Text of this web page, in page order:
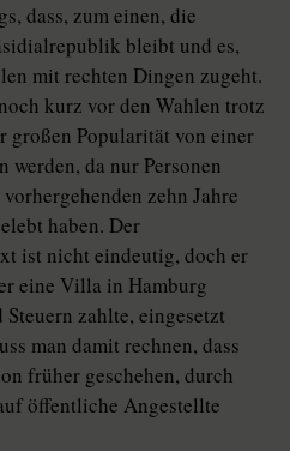
dass, zum einen, die
bleibt und es,
mit rechten Dingen zugeht.
kurz vor den Wahlen trotz
großen Popularität von einer
werden, da nur Personen
zehn Jahre
haben. Der
ist nicht eindeutig, doch er
eine Villa in Hamburg
zahlte, eingesetzt
man damit rechnen, dass
früher geschehen, durch
öffentliche Angestellte